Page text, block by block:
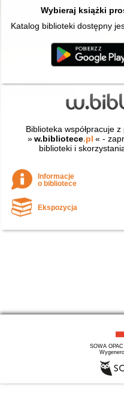
Wybieraj książki
Katalog biblioteki dostępny
Biblioteka współpracuje
» w.bibliotece.pl « -
biblioteki i
Informacje
o bibliotece
Ekspozycja
SOWA